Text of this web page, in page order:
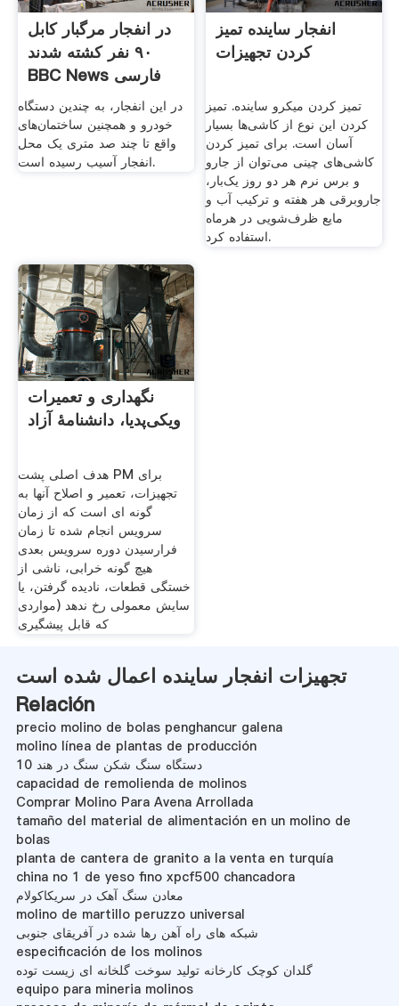
در انفجار مرگبار کابل
۹۰ نفر کشته شدند
BBC News فارسی
در این انفجار، به چندین دستگاه
خودرو و همچنین ساختمان‌های
واقع تا چند صد متری یک محل
انفجار آسیب رسیده است.
انفجار ساینده تمیز
کردن تجهیزات
تمیز کردن میکرو ساینده. تمیز
کردن این نوع از کاشی‌ها بسیار
آسان است. برای تمیز کردن
کاشی‌های چینی می‌توان از جارو
و برس نرم هر دو روز یک‌بار،
جاروبرقی هر هفته و ترکیب آب و
مایع ظرف‌شویی در هرماه
استفاده کرد.
نگهداری و تعمیرات
ویکی‌پدیا، دانشنامهٔ آزاد
هدف اصلی پشت PM برای
تجهیزات، تعمیر و اصلاح آنها به
گونه ای است که از زمان
سرویس انجام شده تا زمان
فرارسیدن دوره سرویس بعدی
هیچ گونه خرابی، ناشی از
خستگی قطعات، نادیده گرفتن، یا
سایش معمولی رخ ندهد (مواردی
که قابل پیشگیری
تجهیزات انفجار ساینده اعمال شده است
Relación
precio molino de bolas penghancur galena
molino línea de plantas de producción
10 دستگاه سنگ شکن سنگ در هند
capacidad de remolienda de molinos
Comprar Molino Para Avena Arrollada
tamaño del material de alimentación en un molino de
bolas
planta de cantera de granito a la venta en turquía
china no 1 de yeso fino xpcf500 chancadora
معادن سنگ آهک در سریکاکولام
molino de martillo peruzzo universal
شبکه های راه آهن رها شده در آفریقای جنوبی
especificación de los molinos
گلدان کوچک کارخانه تولید سوخت گلخانه ای زیست توده
equipo para mineria molinos